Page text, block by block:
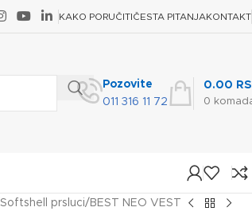
KAKO PORUČITIČESTA PITANJAKONTAKT
Pozovite
011 316 11 72
0
0.00
Softshell prsluci BEST NEO VEST